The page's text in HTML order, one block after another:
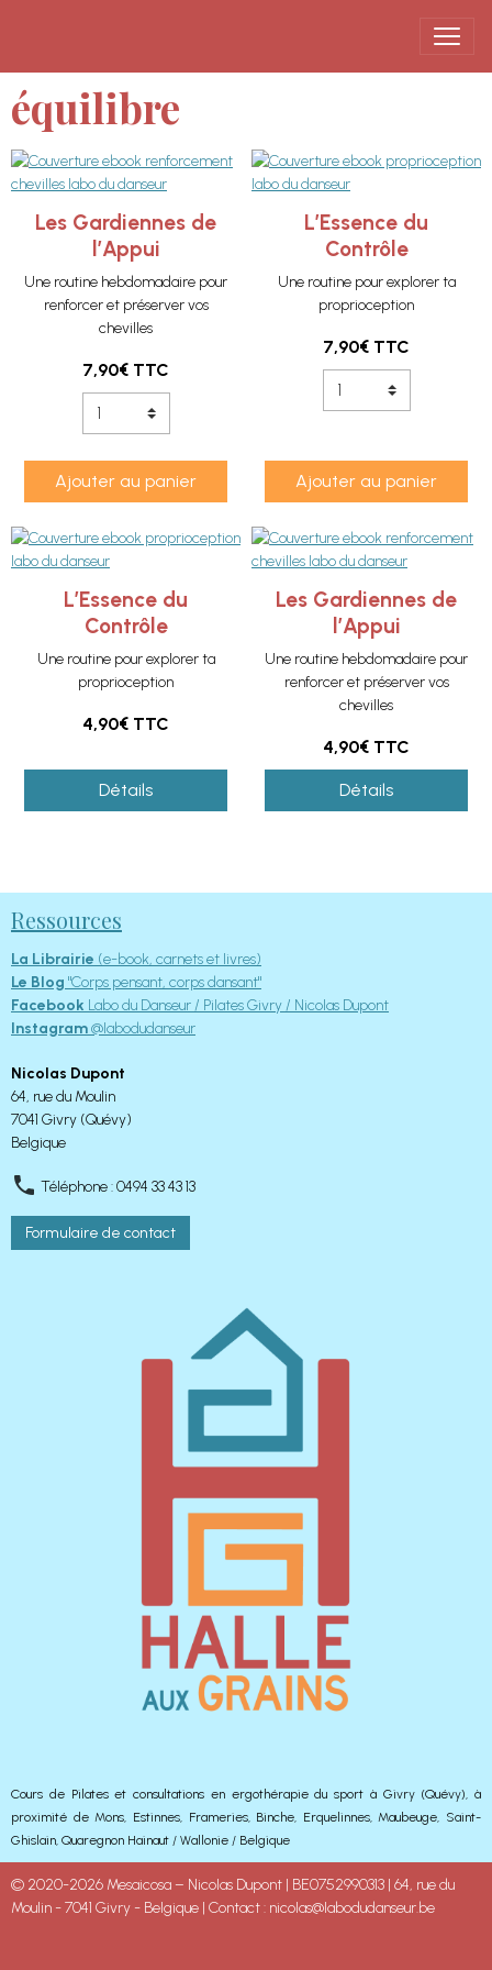
équilibre
Les Gardiennes de
l’Appui
Une routine hebdomadaire pour
renforcer et préserver vos
chevilles
7,90€ TTC
Ajouter au panier
L’Essence du
Contrôle
Une routine pour explorer ta
proprioception
7,90€ TTC
Ajouter au panier
L’Essence du
Contrôle
Une routine pour explorer ta
proprioception
4,90€ TTC
Détails
Les Gardiennes de
l’Appui
Une routine hebdomadaire pour
renforcer et préserver vos
chevilles
4,90€ TTC
Détails
Ressources
La Librairie (e-book, carnets et livres)
Le Blog "Corps pensant, corps dansant"
Facebook Labo du Danseur / Pilates Givry / Nicolas Dupont
Instagram@labodudanseur
Nicolas Dupont
64, rue du Moulin
7041 Givry (Quévy)
Belgique
Téléphone : 0494 33 43 13
Formulaire de contact
Cours de Pilates et consultations en ergothérapie du sport à Givry (Quévy), à
proximité de Mons, Estinnes, Frameries, Binche, Erquelinnes, Maubeuge, Saint-
Ghislain, Quaregnon Hainaut / Wallonie / Belgique
© 2020-2026 Mesaicosa – Nicolas Dupont | BE0752990313 | 64, rue du
Moulin - 7041 Givry - Belgique | Contact : nicolas@labodudanseur.be